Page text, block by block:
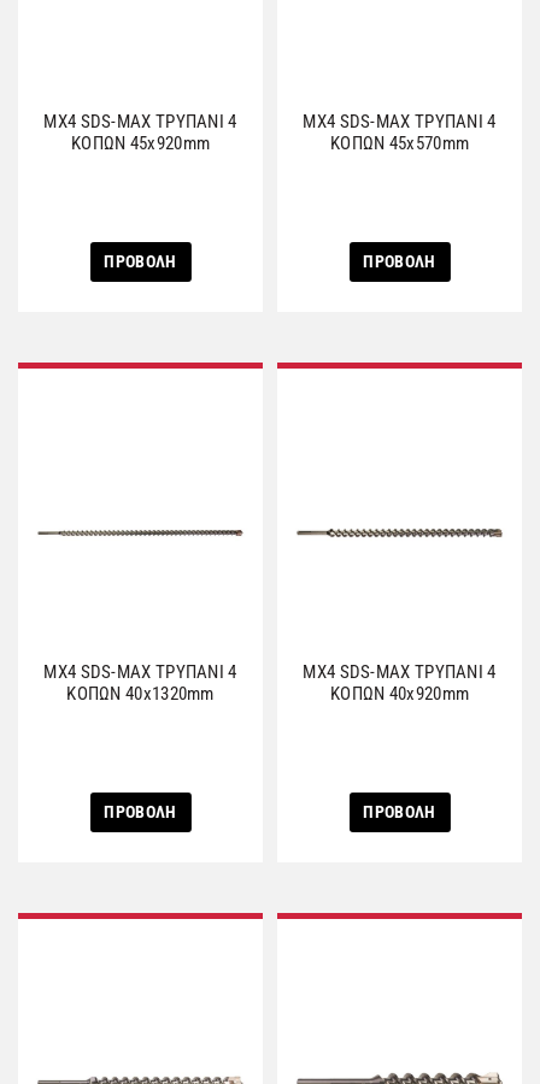
MX4 SDS-MAX ΤΡΥΠΑΝΙ 4
ΚΟΠΩΝ 45x920mm
ΠΡΟΒΟΛΗ
MX4 SDS-MAX ΤΡΥΠΑΝΙ 4
ΚΟΠΩΝ 45x570mm
ΠΡΟΒΟΛΗ
MX4 SDS-MAX ΤΡΥΠΑΝΙ 4
ΚΟΠΩΝ 40x1320mm
ΠΡΟΒΟΛΗ
MX4 SDS-MAX ΤΡΥΠΑΝΙ 4
ΚΟΠΩΝ 40x920mm
ΠΡΟΒΟΛΗ